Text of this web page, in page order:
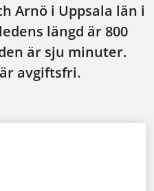
Arnö i Uppsala län i
längd är 800
är sju minuter.
avgiftsfri.